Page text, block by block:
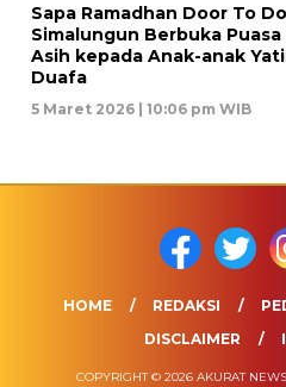
Sapa Ramadhan Door To
Simalungun Berbuka
Asih kepada Anak-anak
Duafa
5 Maret 2026 | 10:06 pm WIB
HOME REDAKSI
DISCLAIMER
COPYRIGHT © 2026 AKURAT